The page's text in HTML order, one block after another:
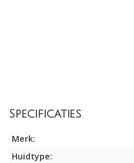
Specificaties
Merk:
Huidtype: